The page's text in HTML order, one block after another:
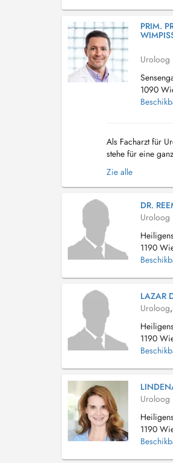
PRIM.
Uroloog
1090
Als Facharzt für
stehe für eine
Verantwortung,
Zie alle
DR.
Uroloog
1190
LAZAR
Uroloog,
1190
Uroloog
1190